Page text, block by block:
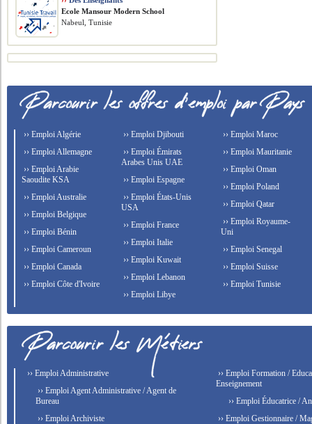
Ecole Mansour Modern School
Nabeul, Tunisie
›› Emploi Algérie
›› Emploi Allemagne
›› Emploi Arabie
Saoudite KSA
›› Emploi Australie
›› Emploi Belgique
›› Emploi Bénin
›› Emploi Cameroun
›› Emploi Canada
›› Emploi Côte d'Ivoire
›› Emploi Djibouti
›› Emploi Émirats
Arabes Unis UAE
›› Emploi Espagne
›› Emploi États-Unis
USA
›› Emploi France
›› Emploi Italie
›› Emploi Kuwait
›› Emploi Lebanon
›› Emploi Libye
›› Emploi Maroc
›› Emploi Mauritanie
›› Emploi Oman
›› Emploi Poland
›› Emploi Qatar
›› Emploi Royaume-
Uni
›› Emploi Senegal
›› Emploi Suisse
›› Emploi Tunisie
›› Emploi Administrative
›› Emploi Agent Administrative / Agent de
Bureau
›› Emploi Archiviste
›› Emploi Formation /
Enseignement
›› Emploi Éducatrice /
›› Emploi Gestionnaire /